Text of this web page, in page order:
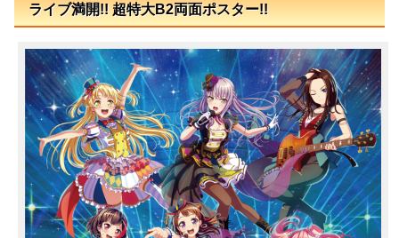
ライブ満開!! 超特大B2両面ポスター!!